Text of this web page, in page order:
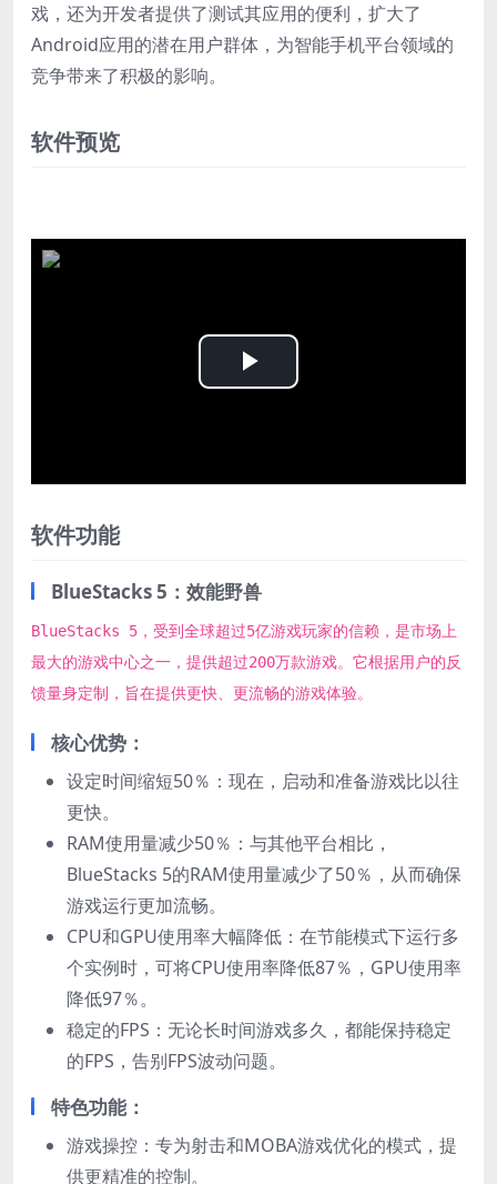
戏，还为开发者提供了测试其应用的便利，扩大了
Android应用的潜在用户群体，为智能手机平台领域的
竞争带来了积极的影响。
软件预览
Play
软件功能
BlueStacks 5：效能野兽
BlueStacks 5，受到全球超过5亿游戏玩家的信赖，是市场上
最大的游戏中心之一，提供超过200万款游戏。它根据用户的反
馈量身定制，旨在提供更快、更流畅的游戏体验。
核心优势：
设定时间缩短50％：现在，启动和准备游戏比以往
更快。
RAM使用量减少50％：与其他平台相比，
BlueStacks 5的RAM使用量减少了50％，从而确保
游戏运行更加流畅。
CPU和GPU使用率大幅降低：在节能模式下运行多
个实例时，可将CPU使用率降低87％，GPU使用率
降低97％。
稳定的FPS：无论长时间游戏多久，都能保持稳定
的FPS，告别FPS波动问题。
特色功能：
游戏操控：专为射击和MOBA游戏优化的模式，提
供更精准的控制。